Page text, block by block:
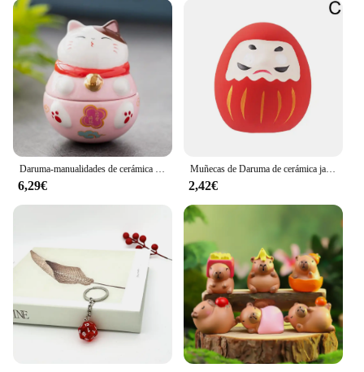
Daruma-manualidades de cerámica japonesa, adorno de dibujos animados de gato de la suerte, paisaje, accesorios de decoración del hogar, regalos, decoración para sala de estar
6,29€
Muñecas de Daruma de cerámica japonesa, adornos de joyería de la suerte, caja de dinero con dijes, decoraciones de escritorio para el hogar y la Oficina, regalos
2,42€